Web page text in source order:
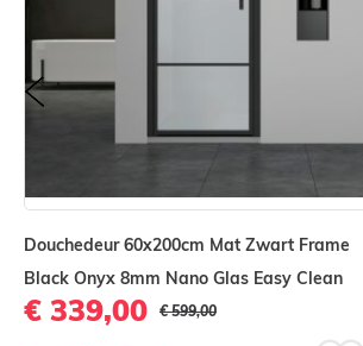
Nano behandeling (anti kalk
Geschikt voor plaatsing
hoog model)
Afmeting 90x200 cm
Hoogte: 200 cm
Beschikbaar in 60x200 cm,
Douchedeur 60x200cm Mat Zwart Frame
Black Onyx 8mm Nano Glas Easy Clean
€ 339,00 € 599,00
prev